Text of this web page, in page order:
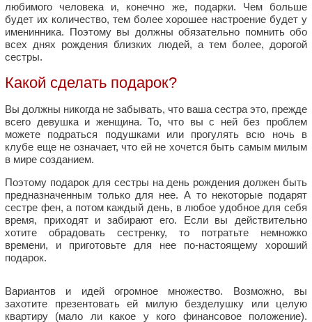
любимого человека и, конечно же, подарки. Чем больше
будет их количество, тем более хорошее настроение будет у
именинника. Поэтому вы должны обязательно помнить обо
всех днях рождения близких людей, а тем более, дорогой
сестры.
Какой сделать подарок?
Вы должны никогда не забывать, что ваша сестра это, прежде
всего девушка и женщина. То, что вы с ней без проблем
можете подраться подушками или прогулять всю ночь в
клубе еще не означает, что ей не хочется быть самым милым
в мире созданием.
Поэтому подарок для сестры на день рождения должен быть
предназначенным только для нее. А то некоторые подарят
сестре фен, а потом каждый день, в любое удобное для себя
время, приходят и забирают его. Если вы действительно
хотите обрадовать сестренку, то потратьте немножко
времени, и приготовьте для нее по-настоящему хороший
подарок.
Вариантов и идей огромное множество. Возможно, вы
захотите презентовать ей милую безделушку или целую
квартиру (мало ли какое у кого финансовое положение).